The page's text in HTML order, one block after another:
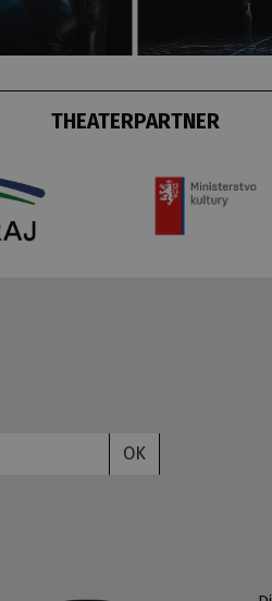
THEATERPARTNER
OK